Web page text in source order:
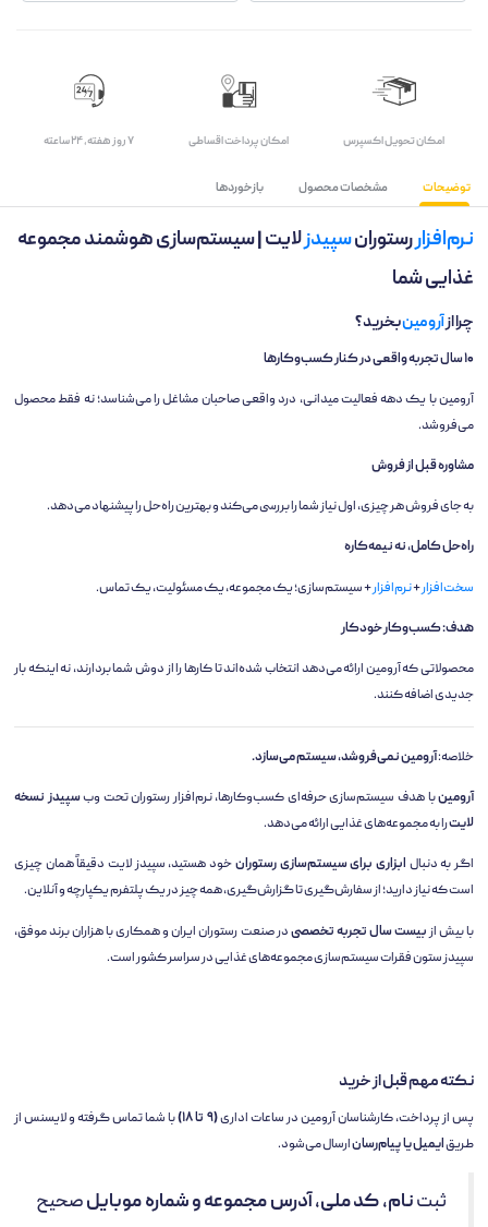
اﻣﮑﺎن ﺗﺤﻮﯾﻞ اﮐﺴﭙﺮس امکان پرداخت اقساطی ۷ روز ﻫﻔﺘﻪ، ۲۴ ﺳﺎﻋﺘﻪ
توضیحات مشخصات محصول بازخوردها
نرم‌افزاررستورانسپیدزلایت | سیستم‌سازی هوشمند مجموعه
غذایی شما
چرا ازآرومینبخرید؟
۱۰ سال تجربه واقعی در کنار کسب‌وکارها
آرومین با یک دهه فعالیت میدانی، درد واقعی صاحبان مشاغل را می‌شناسد؛ نه فقط محصول
می‌فروشد.
مشاوره قبل از فروش
به جای فروش هر چیزی، اول نیاز شما را بررسی می‌کند و بهترین راه‌حل را پیشنهاد می‌دهد.
راه‌حل کامل، نه نیمه‌کاره
سخت‌افزار+نرم‌افزار+ سیستم‌سازی؛ یک مجموعه، یک مسئولیت، یک تماس.
هدف: کسب‌وکار خودکار
محصولاتی که آرومین ارائه می‌دهد انتخاب شده‌اند تا کارها را از دوش شما بردارند، نه اینکه بار
جدیدی اضافه کنند.
خلاصه:آرومین نمی‌فروشد، سیستم می‌سازد.
آرومینبا هدف سیستم‌سازی حرفه‌ای کسب‌وکارها، نرم‌افزار رستوران تحت وبسپیدز نسخه
لایترا به مجموعه‌های غذایی ارائه می‌دهد.
اگر به دنبال ابزاری برای سیستم‌سازی رستورانخود هستید، سپیدز لایت دقیقاً همان چیزی
است که نیاز دارید؛ از سفارش‌گیری تا گزارش‌گیری، همه چیز در یک پلتفرم یکپارچه و آنلاین.
با بیش از بیست سال تجربه تخصصیدر صنعت رستوران ایران و همکاری با هزاران برند موفق،
سپیدز ستون فقرات سیستم‌سازی مجموعه‌های غذایی در سراسر کشور است.
نکته مهم قبل از خرید
پس از پرداخت، کارشناسان آرومین در ساعات اداری(۹ تا ۱۸)
با شما تماس گرفته و لایسنس از
طریقایمیل یا پیام‌رسانارسال می‌شود.
ثبتنام، کد ملی، آدرس مجموعه و شماره موبایلصحیح